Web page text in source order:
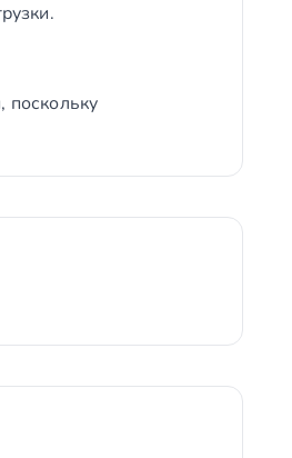
поскольку